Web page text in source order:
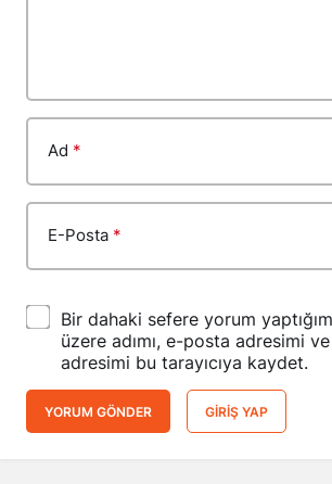
Ad *
E-Posta *
Bir dahaki sefere yorum
üzere adımı, e-posta adresimi
adresimi bu tarayıcıya kaydet.
YORUM GÖNDER GIRIŞ YAP